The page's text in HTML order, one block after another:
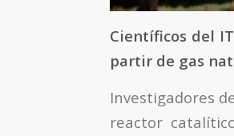
Científicos del
partir de gas
Investigadores
reactor